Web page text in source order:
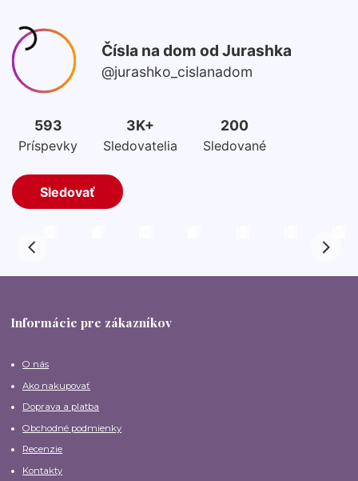
Informácie pre zákazníkov
O nás
Ako nakupovať
Doprava a platba
Obchodné podmienky
Recenzie
Kontakty